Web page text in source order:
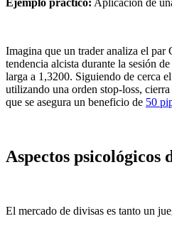
Ejemplo práctico: Aplicación de
Imagina que un trader analiza el
tendencia alcista durante la sesión
larga a 1,3200. Siguiendo de cerca
utilizando una orden stop-loss,
que se asegura un beneficio de 50
Aspectos psicológicos
El mercado de divisas es tanto un